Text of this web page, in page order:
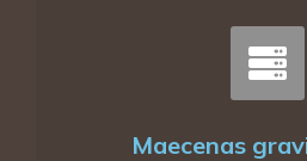
Maecenas